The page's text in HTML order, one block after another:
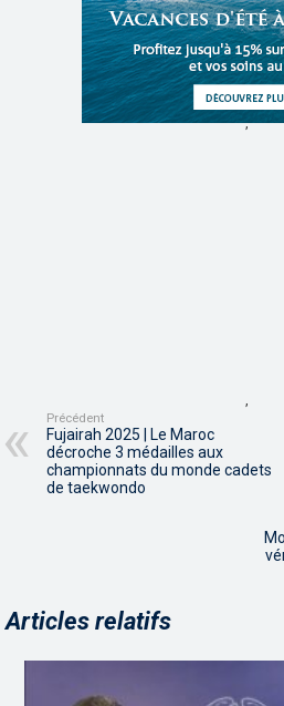
,
,
Précédent
Fujairah 2025 | Le Maroc
décroche 3 médailles aux
championnats du monde cadets
de taekwondo
Articles relatifs